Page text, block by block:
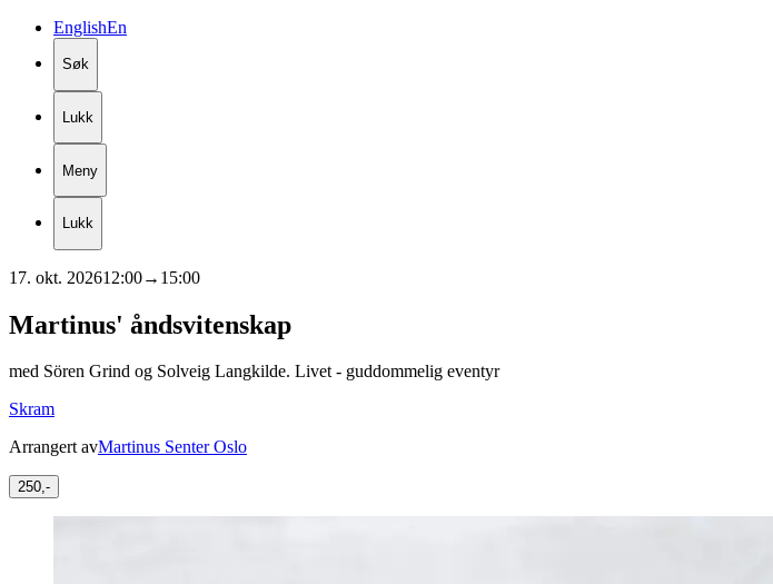
EnglishEn
Søk
Lukk
Meny
Lukk
17. okt. 202612:00→ 15:00
Martinus' åndsvitenskap
med Sören Grind og Solveig Langkilde. Livet - guddommelig eventyr
Skram
Arrangert avMartinus Senter Oslo
250,-